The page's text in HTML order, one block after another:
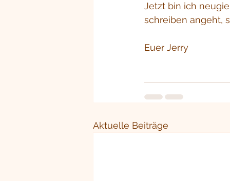
Jetzt bin ich
schreiben angeht,
Euer Jerry
Aktuelle Beiträge